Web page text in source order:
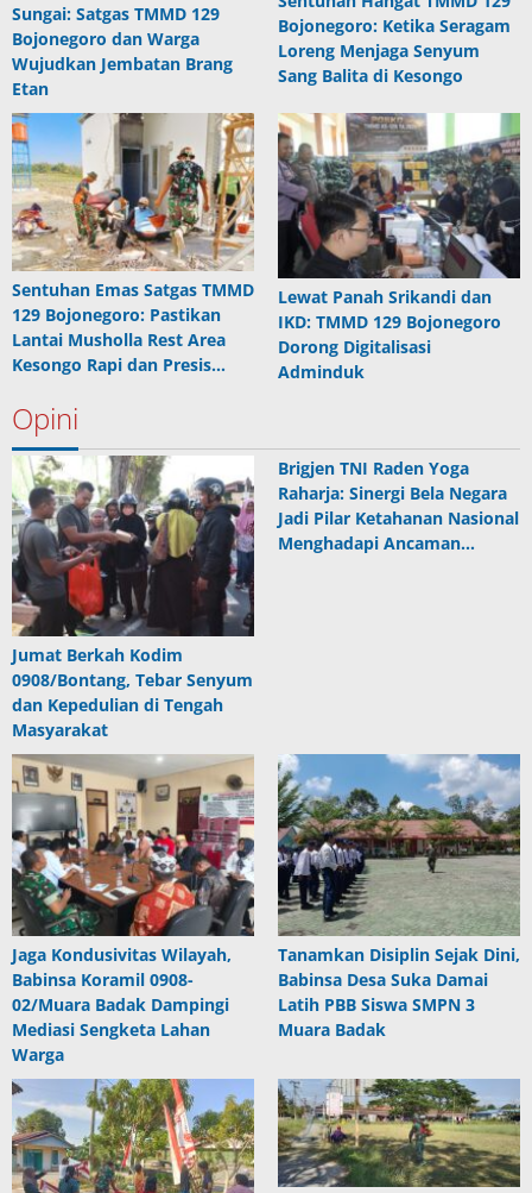
Sungai: Satgas TMMD 129
Bojonegoro dan Warga
Wujudkan Jembatan Brang
Etan
Bojonegoro: Ketika Seragam
Loreng Menjaga Senyum
Sang Balita di Kesongo
Sentuhan Emas Satgas TMMD
129 Bojonegoro: Pastikan
Lantai Musholla Rest Area
Kesongo Rapi dan Presis…
Lewat Panah Srikandi dan
IKD: TMMD 129 Bojonegoro
Dorong Digitalisasi
Adminduk
Opini
Jumat Berkah Kodim
0908/Bontang, Tebar Senyum
dan Kepedulian di Tengah
Masyarakat
Brigjen TNI Raden Yoga
Raharja: Sinergi Bela Negara
Jadi Pilar Ketahanan Nasional
Menghadapi Ancaman…
Jaga Kondusivitas Wilayah,
Babinsa Koramil 0908-
02/Muara Badak Dampingi
Mediasi Sengketa Lahan
Warga
Tanamkan Disiplin Sejak Dini,
Babinsa Desa Suka Damai
Latih PBB Siswa SMPN 3
Muara Badak